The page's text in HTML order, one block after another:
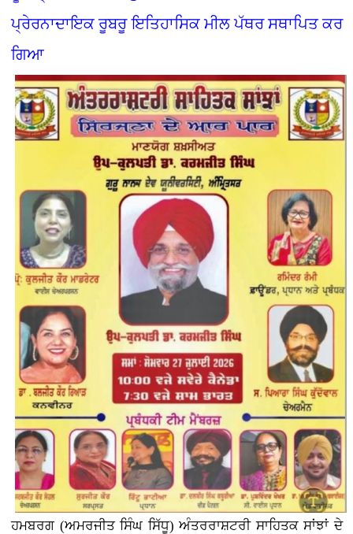
ਪ੍ਰੇਰਨਾਦਾਇਕ ਰੂਬਰੂ ਇਤਿਹਾਸਿਕ ਮੀਲ ਪੱਥਰ ਸਥਾਪਿਤ ਕਰ
ਗਿਆ
ਹਮਬਰਗ (ਅਮਰਜੀਤ ਸਿੰਘ ਸਿੱਧੂ) ਅੰਤਰਰਾਸ਼ਟਰੀ ਸਾਹਿਤਕ ਸਾਂਝਾਂ ਦੇ